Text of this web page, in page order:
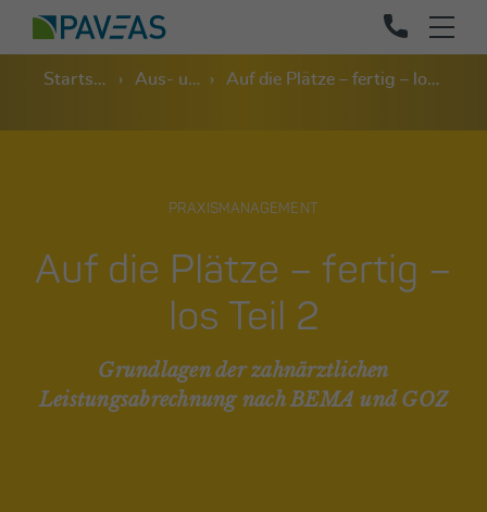
Startseite Aus- und Weiterbildung Auf die Plätze – fertig – los Teil 2
PRAXISMANAGEMENT
Auf die Plätze – fertig –
los Teil 2
Grundlagen der zahnärztlichen
Leistungsabrechnung nach BEMA und GOZ